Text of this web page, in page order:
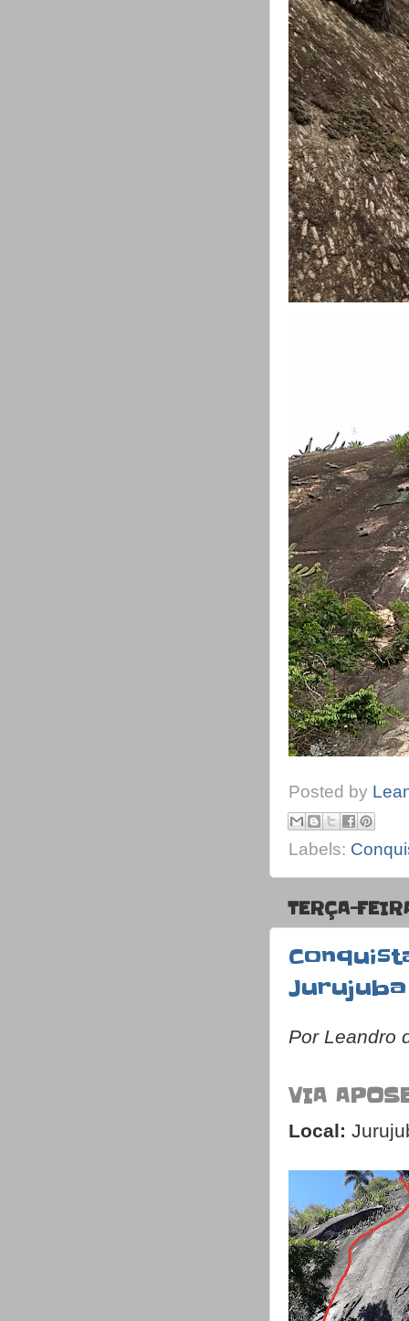
Posted by
Labels:
TERÇA-
Jurujuba
Por Leandro
VIA
Local: